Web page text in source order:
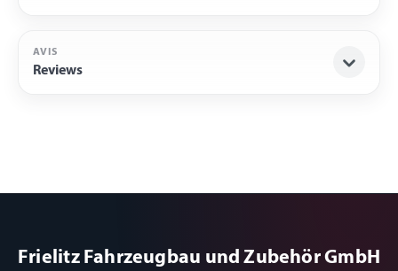
AVIS
Reviews
Frielitz Fahrzeugbau und Zubehör GmbH